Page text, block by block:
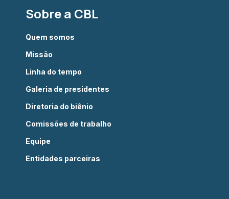
Sobre a CBL
Quem somos
Missão
Linha do tempo
Galeria de presidentes
Diretoria do biênio
Comissões de trabalho
Equipe
Entidades parceiras